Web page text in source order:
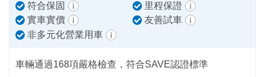
符合保固
里程保證
實車實價
友善試車
非多元化營業用車
車輛通過168項嚴格檢查，符合SAVE認證標準